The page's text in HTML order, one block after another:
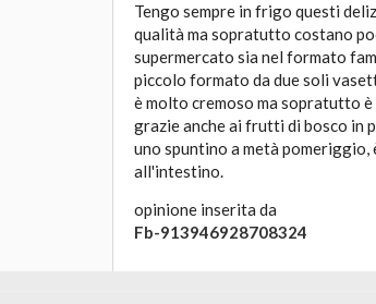
Tengo sempre in frigo questi
qualità ma sopratutto costano
supermercato sia nel formato
piccolo formato da due soli
è molto cremoso ma sopratutto
grazie anche ai frutti di bosco in
uno spuntino a metà
all'intestino.
opinione inserita da
Fb-913946928708324